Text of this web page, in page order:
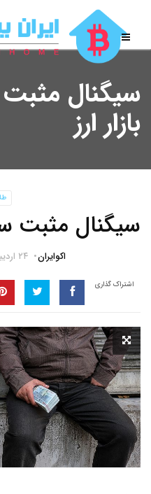
سیگنال
بازار ارز
سیگنال مثبت
اکوایران ۲۴ اردیبهشت ۱۴۰۴
اشتراک گذاری